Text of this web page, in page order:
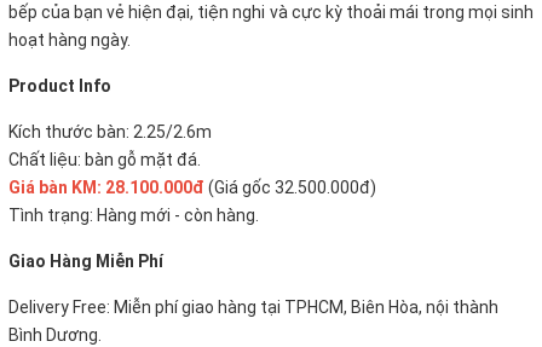
bếp của bạn vẻ hiện đại, tiện nghi và cực kỳ thoải mái trong mọi sinh
hoạt hàng ngày.
Product Info
Kích thước bàn: 2.25/2.6m
Chất liệu: bàn gỗ mặt đá.
Giá bàn KM: 28.100.000đ (Giá gốc 32.500.000đ)
Tình trạng: Hàng mới - còn hàng.
Giao Hàng Miễn Phí
Delivery Free: Miễn phí giao hàng tại TPHCM, Biên Hòa, nội thành
Bình Dương.